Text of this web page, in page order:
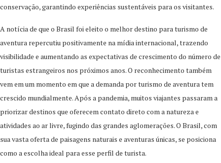
conservação, garantindo experiências sustentáveis para os visitantes.
A notícia de que o Brasil foi eleito o melhor destino para turismo de
aventura repercutiu positivamente na mídia internacional, trazendo
visibilidade e aumentando as expectativas de crescimento do número de
turistas estrangeiros nos próximos anos. O reconhecimento também
vem em um momento em que a demanda por turismo de aventura tem
crescido mundialmente. Após a pandemia, muitos viajantes passaram a
priorizar destinos que oferecem contato direto com a natureza e
atividades ao ar livre, fugindo das grandes aglomerações. O Brasil, com
sua vasta oferta de paisagens naturais e aventuras únicas, se posiciona
como a escolha ideal para esse perfil de turista.